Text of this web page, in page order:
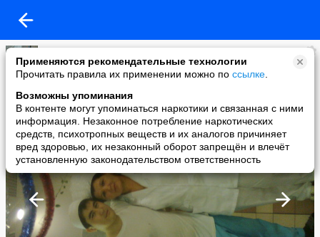
Применяются рекомендательные технологии
Прочитать правила их применении можно по ссылке
Возможны упоминания
В контенте могут упоминаться наркотики и связанная с ними
информация. Незаконное потребление наркотических
средств, психотропных веществ и их аналогов причиняет
вред здоровью, их незаконный оборот запрещён и влечёт
установленную законодательством ответственность
IZKG
added a photo
08 Jan в 11:46